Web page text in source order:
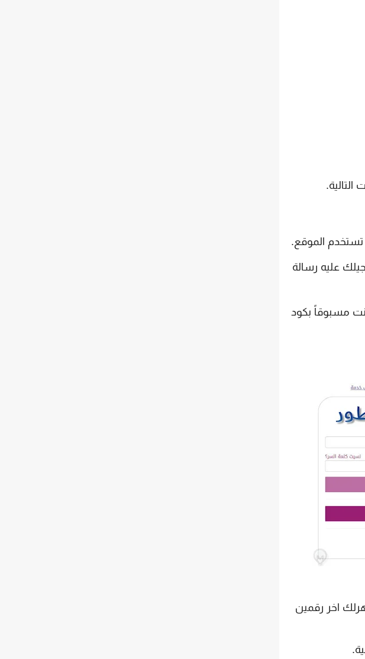
الموقع.
عليه رسالة
مسبوقاً بكود
اخر رقمين